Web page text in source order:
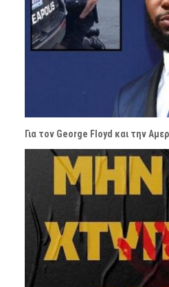
Για τον George Floyd και την